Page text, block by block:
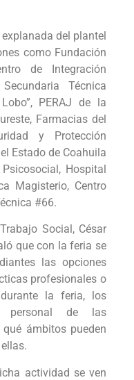
del plantel
como Fundación
de Integración
Técnica
PERAJ de la
Farmacias del
y Protección
Estado de Coahuila
Hospital
Magisterio, Centro
#66.
Social, César
que con la feria se
las opciones
profesionales o
la feria, los
personal de las
ámbitos pueden
actividad se ven